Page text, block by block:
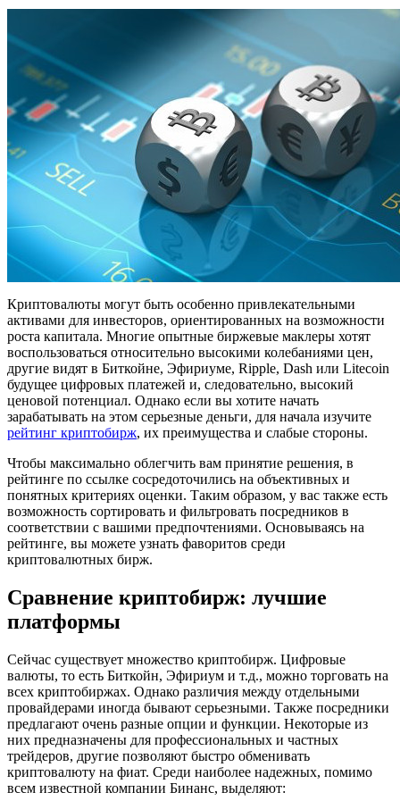
Криптовалюты могут быть особенно привлекательными
активами для инвесторов, ориентированных на возможности
роста капитала. Многие опытные биржевые маклеры хотят
воспользоваться относительно высокими колебаниями цен,
другие видят в Биткойне, Эфириуме, Ripple, Dash или Litecoin
будущее цифровых платежей и, следовательно, высокий
ценовой потенциал. Однако если вы хотите начать
зарабатывать на этом серьезные деньги, для начала изучите
рейтинг криптобирж, их преимущества и слабые стороны.
Чтобы максимально облегчить вам принятие решения, в
рейтинге по ссылке сосредоточились на объективных и
понятных критериях оценки. Таким образом, у вас также есть
возможность сортировать и фильтровать посредников в
соответствии с вашими предпочтениями. Основываясь на
рейтинге, вы можете узнать фаворитов среди
криптовалютных бирж.
Сравнение криптобирж: лучшие
платформы
Сейчас существует множество криптобирж. Цифровые
валюты, то есть Биткойн, Эфириум и т.д., можно торговать на
всех криптобиржах. Однако различия между отдельными
провайдерами иногда бывают серьезными. Также посредники
предлагают очень разные опции и функции. Некоторые из
них предназначены для профессиональных и частных
трейдеров, другие позволяют быстро обменивать
криптовалюту на фиат. Среди наиболее надежных, помимо
всем известной компании Бинанс, выделяют: